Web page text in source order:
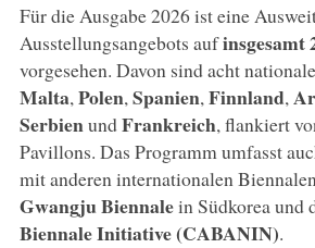
Für die Ausgabe 2026 ist eine
Ausstellungsangebots aufinsgesamt
vorgesehen. Davon sind acht
Malta, Polen, Spanien, Finnland,
SerbienundFrankreich, flankiert
Pavillons. Das Programm umfasst
mit anderen internationalen
Gwangju Biennalein Südkorea und
Biennale Initiative (CABANIN).